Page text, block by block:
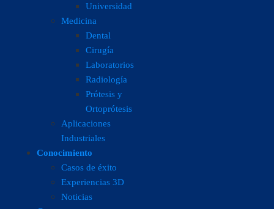
Universidad
Medicina
Dental
Cirugía
Laboratorios
Radiología
Prótesis y
Ortoprótesis
Aplicaciones
Industriales
Conocimiento
Casos de éxito
Experiencias 3D
Noticias